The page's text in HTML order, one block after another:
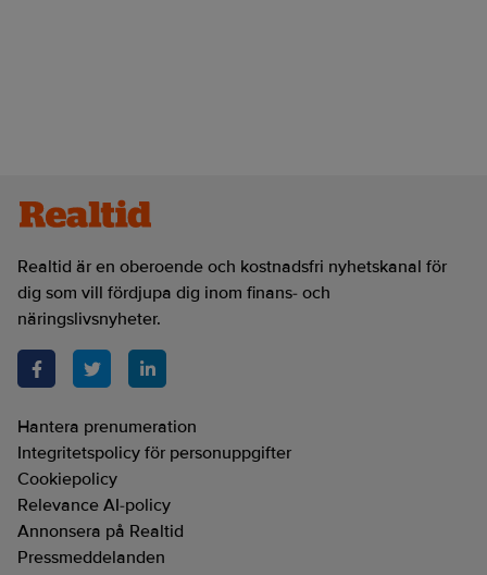
Realtid är en oberoende och kostnadsfri nyhetskanal för
dig som vill fördjupa dig inom finans- och
näringslivsnyheter.
Hantera prenumeration
Integritetspolicy för personuppgifter
Cookiepolicy
Relevance AI-policy
Annonsera på Realtid
Pressmeddelanden